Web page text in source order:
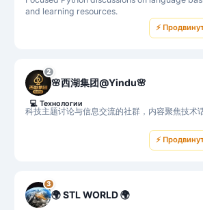
and learning resources.
⚡
2
🌸西湖集团@Yindu🌸
科技主题讨论与信息交流的社群，内容聚焦技术
💻 Технологии
⚡
3
🌍 STL WORLD 🌍